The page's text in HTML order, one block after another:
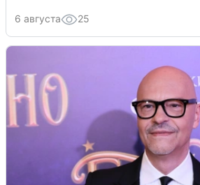
6 августа 25